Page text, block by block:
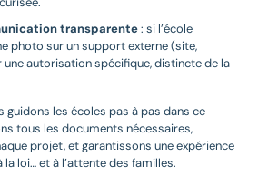
transparente: si l’école
photo sur un support externe (site,
une autorisation spécifique, distincte de la
guidons les écoles pas à pas dans ce
tous les documents nécessaires,
projet, et garantissons une expérience
la loi… et à l’attente des familles.